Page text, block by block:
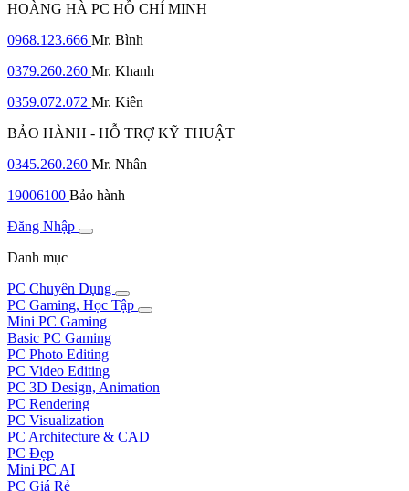
HOÀNG HÀ PC HỒ CHÍ MINH
0968.123.666 Mr. Bình
0379.260.260 Mr. Khanh
0359.072.072 Mr. Kiên
BẢO HÀNH - HỖ TRỢ KỸ THUẬT
0345.260.260 Mr. Nhân
19006100 Bảo hành
Đăng Nhập
Danh mục
PC Chuyên Dụng
PC Gaming, Học Tập
Mini PC Gaming
Basic PC Gaming
PC Photo Editing
PC Video Editing
PC 3D Design, Animation
PC Rendering
PC Visualization
PC Architecture & CAD
PC Đẹp
Mini PC AI
PC Giá Rẻ